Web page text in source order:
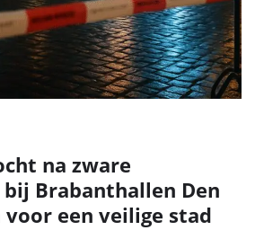
na zware
Brabanthallen Den
voor een veilige stad